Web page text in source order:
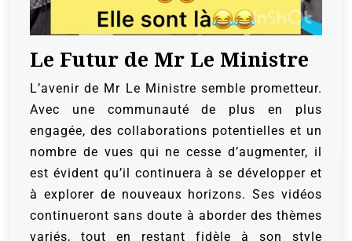
Le Futur de Mr Le Ministre
L’avenir de Mr Le Ministre semble prometteur.
Avec une communauté de plus en plus
engagée, des collaborations potentielles et un
nombre de vues qui ne cesse d’augmenter, il
est évident qu’il continuera à se développer et
à explorer de nouveaux horizons. Ses vidéos
continueront sans doute à aborder des thèmes
variés, tout en restant fidèle à son style